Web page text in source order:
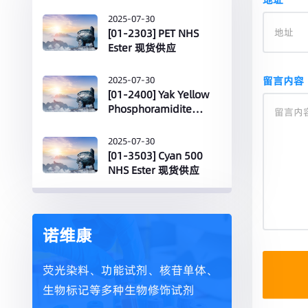
2025-07-30
[01-2303] PET NHS
Ester 现货供应
2025-07-30
[01-2400] Yak Yellow
Phosphoramidite
2025-07-30
[01-3503] Cyan 500
NHS Ester 现货供应
诺维康
荧光染料、功能试剂、核苷单体、
生物标记等多种生物修饰试剂
留言内容